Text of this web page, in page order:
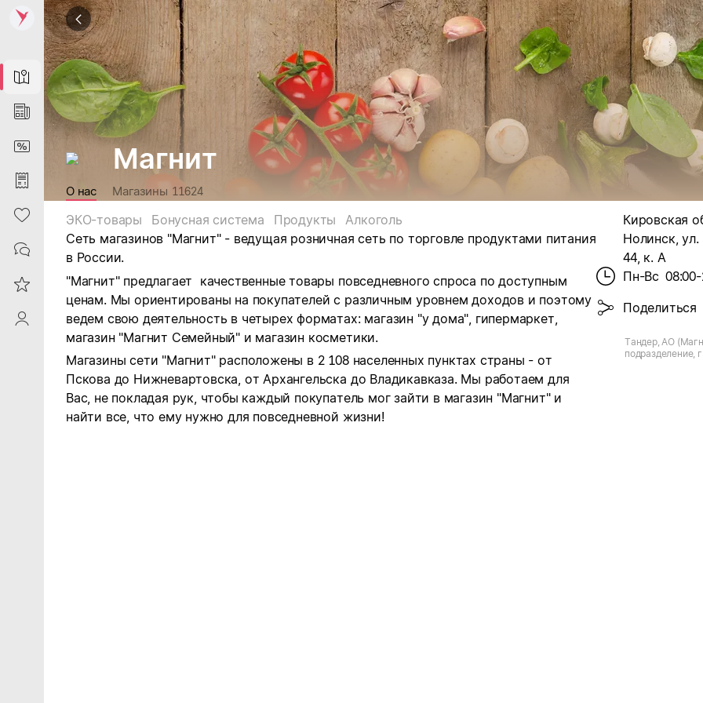
Map
News
DiscountCard
Purchases
Heart
Contacts
Reviews
ProfileSaby
Магнит
О нас Магазины 11624
ЭКО-товары Бонусная система Продукты
Алкоголь
Сеть магазинов "Магнит" - ведущая розничная сеть по торговле продуктами питания
в России.
"Магнит" предлагает качественные товары повседневного спроса по доступным
ценам. Мы ориентированы на покупателей с различным уровнем доходов и поэтому
ведем свою деятельность в четырех форматах: магазин "у дома", гипермаркет,
магазин "Магнит Семейный" и магазин косметики.
Магазины сети "Магнит" расположены в 2 108 населенных пунктах страны - от
Пскова до Нижневартовска, от Архангельска до Владикавказа. Мы работаем для
Вас, не покладая рук, чтобы каждый покупатель мог зайти в магазин "Магнит" и
найти все, что ему нужно для повседневной жизни!
Кировская
Нолинск,
44, к. А
Пн-Вс
Поделиться
Тандер, АО
подразделение,